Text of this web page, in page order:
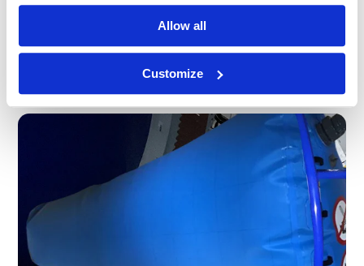
Allow all
Customize
Er is geen gevaar op vervuiling van het milieu door
bijvoorbeeld lekkage van (hydrauliek)olie;
Snel en eenvoudig te monteren en demonteren;
zoutbestendig, makkelijk en veilig te hanteren en
neemt weinig ruimte in.